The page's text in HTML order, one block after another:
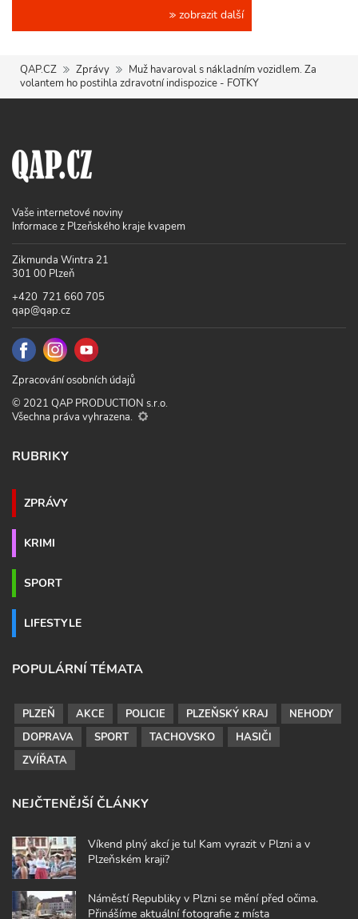
zobrazit další
QAP.CZ Zprávy
Muž havaroval s nákladním vozidlem. Za
volantem ho postihla zdravotní indispozice - FOTKY
Vaše internetové noviny
Informace z Plzeňského kraje kvapem
Zikmunda Wintra 21
301 00 Plzeň
+420 721 660 705
qap@qap.cz
Zpracování osobních údajů
© 2021 QAP PRODUCTION s.r.o.
Všechna práva vyhrazena.
RUBRIKY
ZPRÁVY
KRIMI
SPORT
LIFESTYLE
POPULÁRNÍ TÉMATA
PLZEŇ AKCE POLICIE PLZEŇSKÝ KRAJ
NEHODY
DOPRAVA
SPORT TACHOVSKO
HASIČI
ZVÍŘATA
NEJČTENĚJŠÍ ČLÁNKY
Víkend plný akcí je tu! Kam vyrazit v Plzni a v
Plzeňském kraji?
Náměstí Republiky v Plzni se mění před očima.
Přinášíme aktuální fotografie z místa